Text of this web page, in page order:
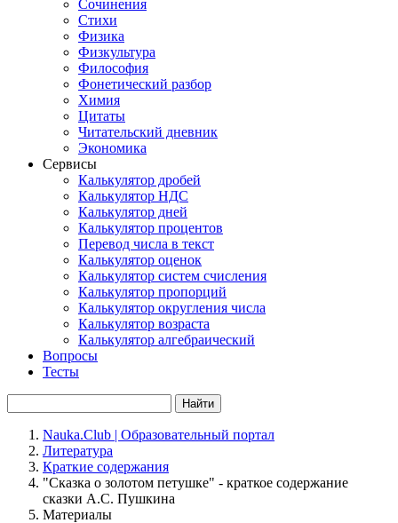
Сочинения
Стихи
Физика
Физкультура
Философия
Фонетический разбор
Химия
Цитаты
Читательский дневник
Экономика
Сервисы
Калькулятор дробей
Калькулятор НДС
Калькулятор дней
Калькулятор процентов
Перевод числа в текст
Калькулятор оценок
Калькулятор систем счисления
Калькулятор пропорций
Калькулятор округления числа
Калькулятор возраста
Калькулятор алгебраический
Вопросы
Тесты
Найти
Nauka.Club | Образовательный портал
Литература
Краткие содержания
"Сказка о золотом петушке" - краткое содержание
сказки А.С. Пушкина
Материалы